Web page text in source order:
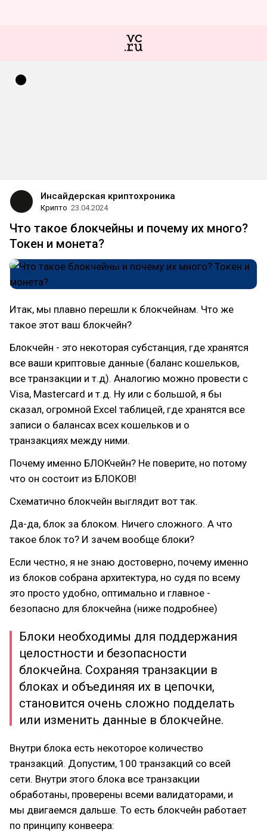
Инсайдерская криптохроника
Крипто 23.04.2024
Что такое блокчейны и почему их много?
Токен и монета?
Итак, мы плавно перешли к блокчейнам. Что же
такое этот ваш блокчейн?
Блокчейн - это некоторая субстанция, где хранятся
все ваши криптовые данные (баланс кошельков,
все транзакции и т.д). Аналогию можно провести с
Visa, Mastercard и т.д. Ну или с большой, я бы
сказал, огромной Excel таблицей, где хранятся все
записи о балансах всех кошельков и о
транзакциях между ними.
Почему именно БЛОКчейн? Не поверите, но потому
что он состоит из БЛОКОВ!
Схематично блокчейн выглядит вот так.
Да-да, блок за блоком. Ничего сложного. А что
такое блок то? И зачем вообще блоки?
Если честно, я не знаю достоверно, почему именно
из блоков собрана архитектура, но судя по всему
это просто удобно, оптимально и главное -
безопасно для блокчейна (ниже подробнее)
Блоки необходимы для поддержания
целостности и безопасности
блокчейна. Сохраняя транзакции в
блоках и объединяя их в цепочки,
становится очень сложно подделать
или изменить данные в блокчейне.
Внутри блока есть некоторое количество
транзакций. Допустим, 100 транзакций со всей
сети. Внутри этого блока все транзакции
обработаны, проверены всеми валидаторами, и
мы двигаемся дальше. То есть блокчейн работает
по принципу конвеера: